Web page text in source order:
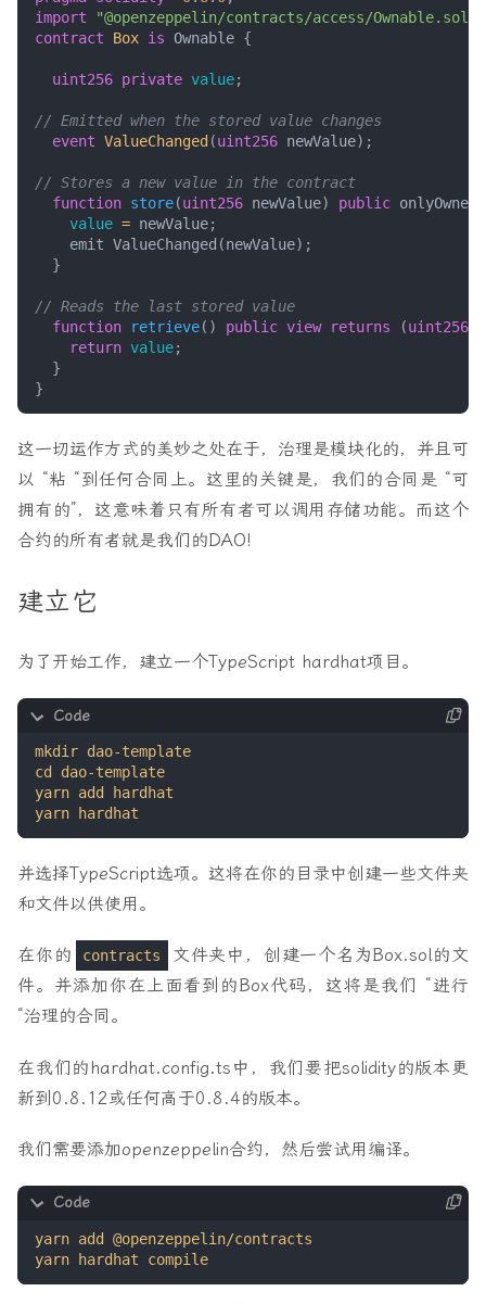
import
"@openzeppelin/contracts/access/Ownable.sol"
contract
Box is Ownable {
uint256 private value;
event ValueChanged (uint256 newValue);
function store(uint256 newValue) public onlyOwner
value = newValue;
emit ValueChanged (newValue);
}
function
retrieve() public view returns (uint256
return value;
}
}
这一切运作方式的美妙之处在于，治理是模块化的，并且可
以 “粘 “到任何合同上。这里的关键是，我们的合同是 “可
拥有的”，这意味着只有所有者可以调用存储功能。而这个
合约的所有者就是我们的DAO!
建立它
为了开始工作，建立一个TypeScript hardhat项目。
并选择TypeScript选项。这将在你的目录中创建一些文件夹
和文件以供使用。
在你的 contracts
文件夹中，创建一个名为Box.sol的文
件。并添加你在上面看到的Box代码，这将是我们 “进行
“治理的合同。
在我们的hardhat.config.ts中，我们要把solidity的版本更
新到0.8.12或任何高于0.8.4的版本。
我们需要添加openzeppelin合约，然后尝试用编译。